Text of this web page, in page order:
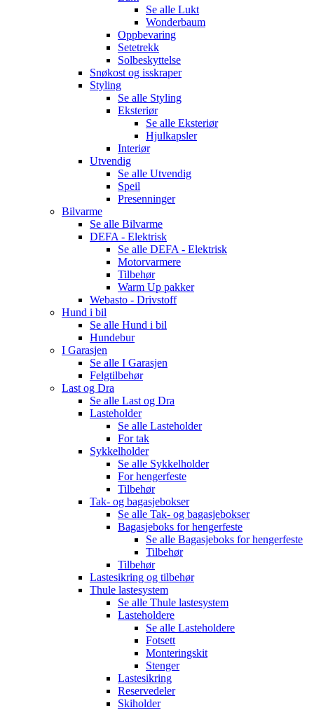
Se alle Lukt
Wonderbaum
Oppbevaring
Setetrekk
Solbeskyttelse
Snøkost og isskraper
Styling
Se alle Styling
Eksteriør
Se alle Eksteriør
Hjulkapsler
Interiør
Utvendig
Se alle Utvendig
Speil
Presenninger
Bilvarme
Se alle Bilvarme
DEFA - Elektrisk
Se alle DEFA - Elektrisk
Motorvarmere
Tilbehør
Warm Up pakker
Webasto - Drivstoff
Hund i bil
Se alle Hund i bil
Hundebur
I Garasjen
Se alle I Garasjen
Felgtilbehør
Last og Dra
Se alle Last og Dra
Lasteholder
Se alle Lasteholder
For tak
Sykkelholder
Se alle Sykkelholder
For hengerfeste
Tilbehør
Tak- og bagasjebokser
Se alle Tak- og bagasjebokser
Bagasjeboks for hengerfeste
Se alle Bagasjeboks for hengerfeste
Tilbehør
Tilbehør
Lastesikring og tilbehør
Thule lastesystem
Se alle Thule lastesystem
Lasteholdere
Se alle Lasteholdere
Fotsett
Monteringskit
Stenger
Lastesikring
Reservedeler
Skiholder